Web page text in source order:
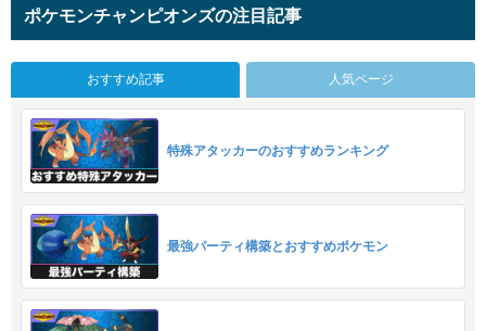
ポケモンチャンピオンズの注目記事
おすすめ記事 人気ページ
特殊アタッカーのおすすめランキング
最強パーティ構築とおすすめポケモン